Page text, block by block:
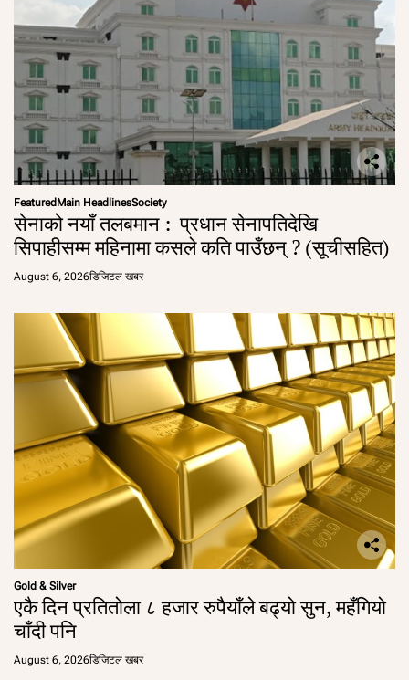
FeaturedMain HeadlinesSociety
सेनाको नयाँ तलबमान : प्रधान सेनापतिदेखि
सिपाहीसम्म महिनामा कसले कति पाउँछन् ? (सूचीसहित)
August 6, 2026डिजिटल खबर
Gold & Silver
एकै दिन प्रतितोला ८ हजार रुपैयाँले बढ्यो सुन, महँगियो
चाँदी पनि
August 6, 2026डिजिटल खबर